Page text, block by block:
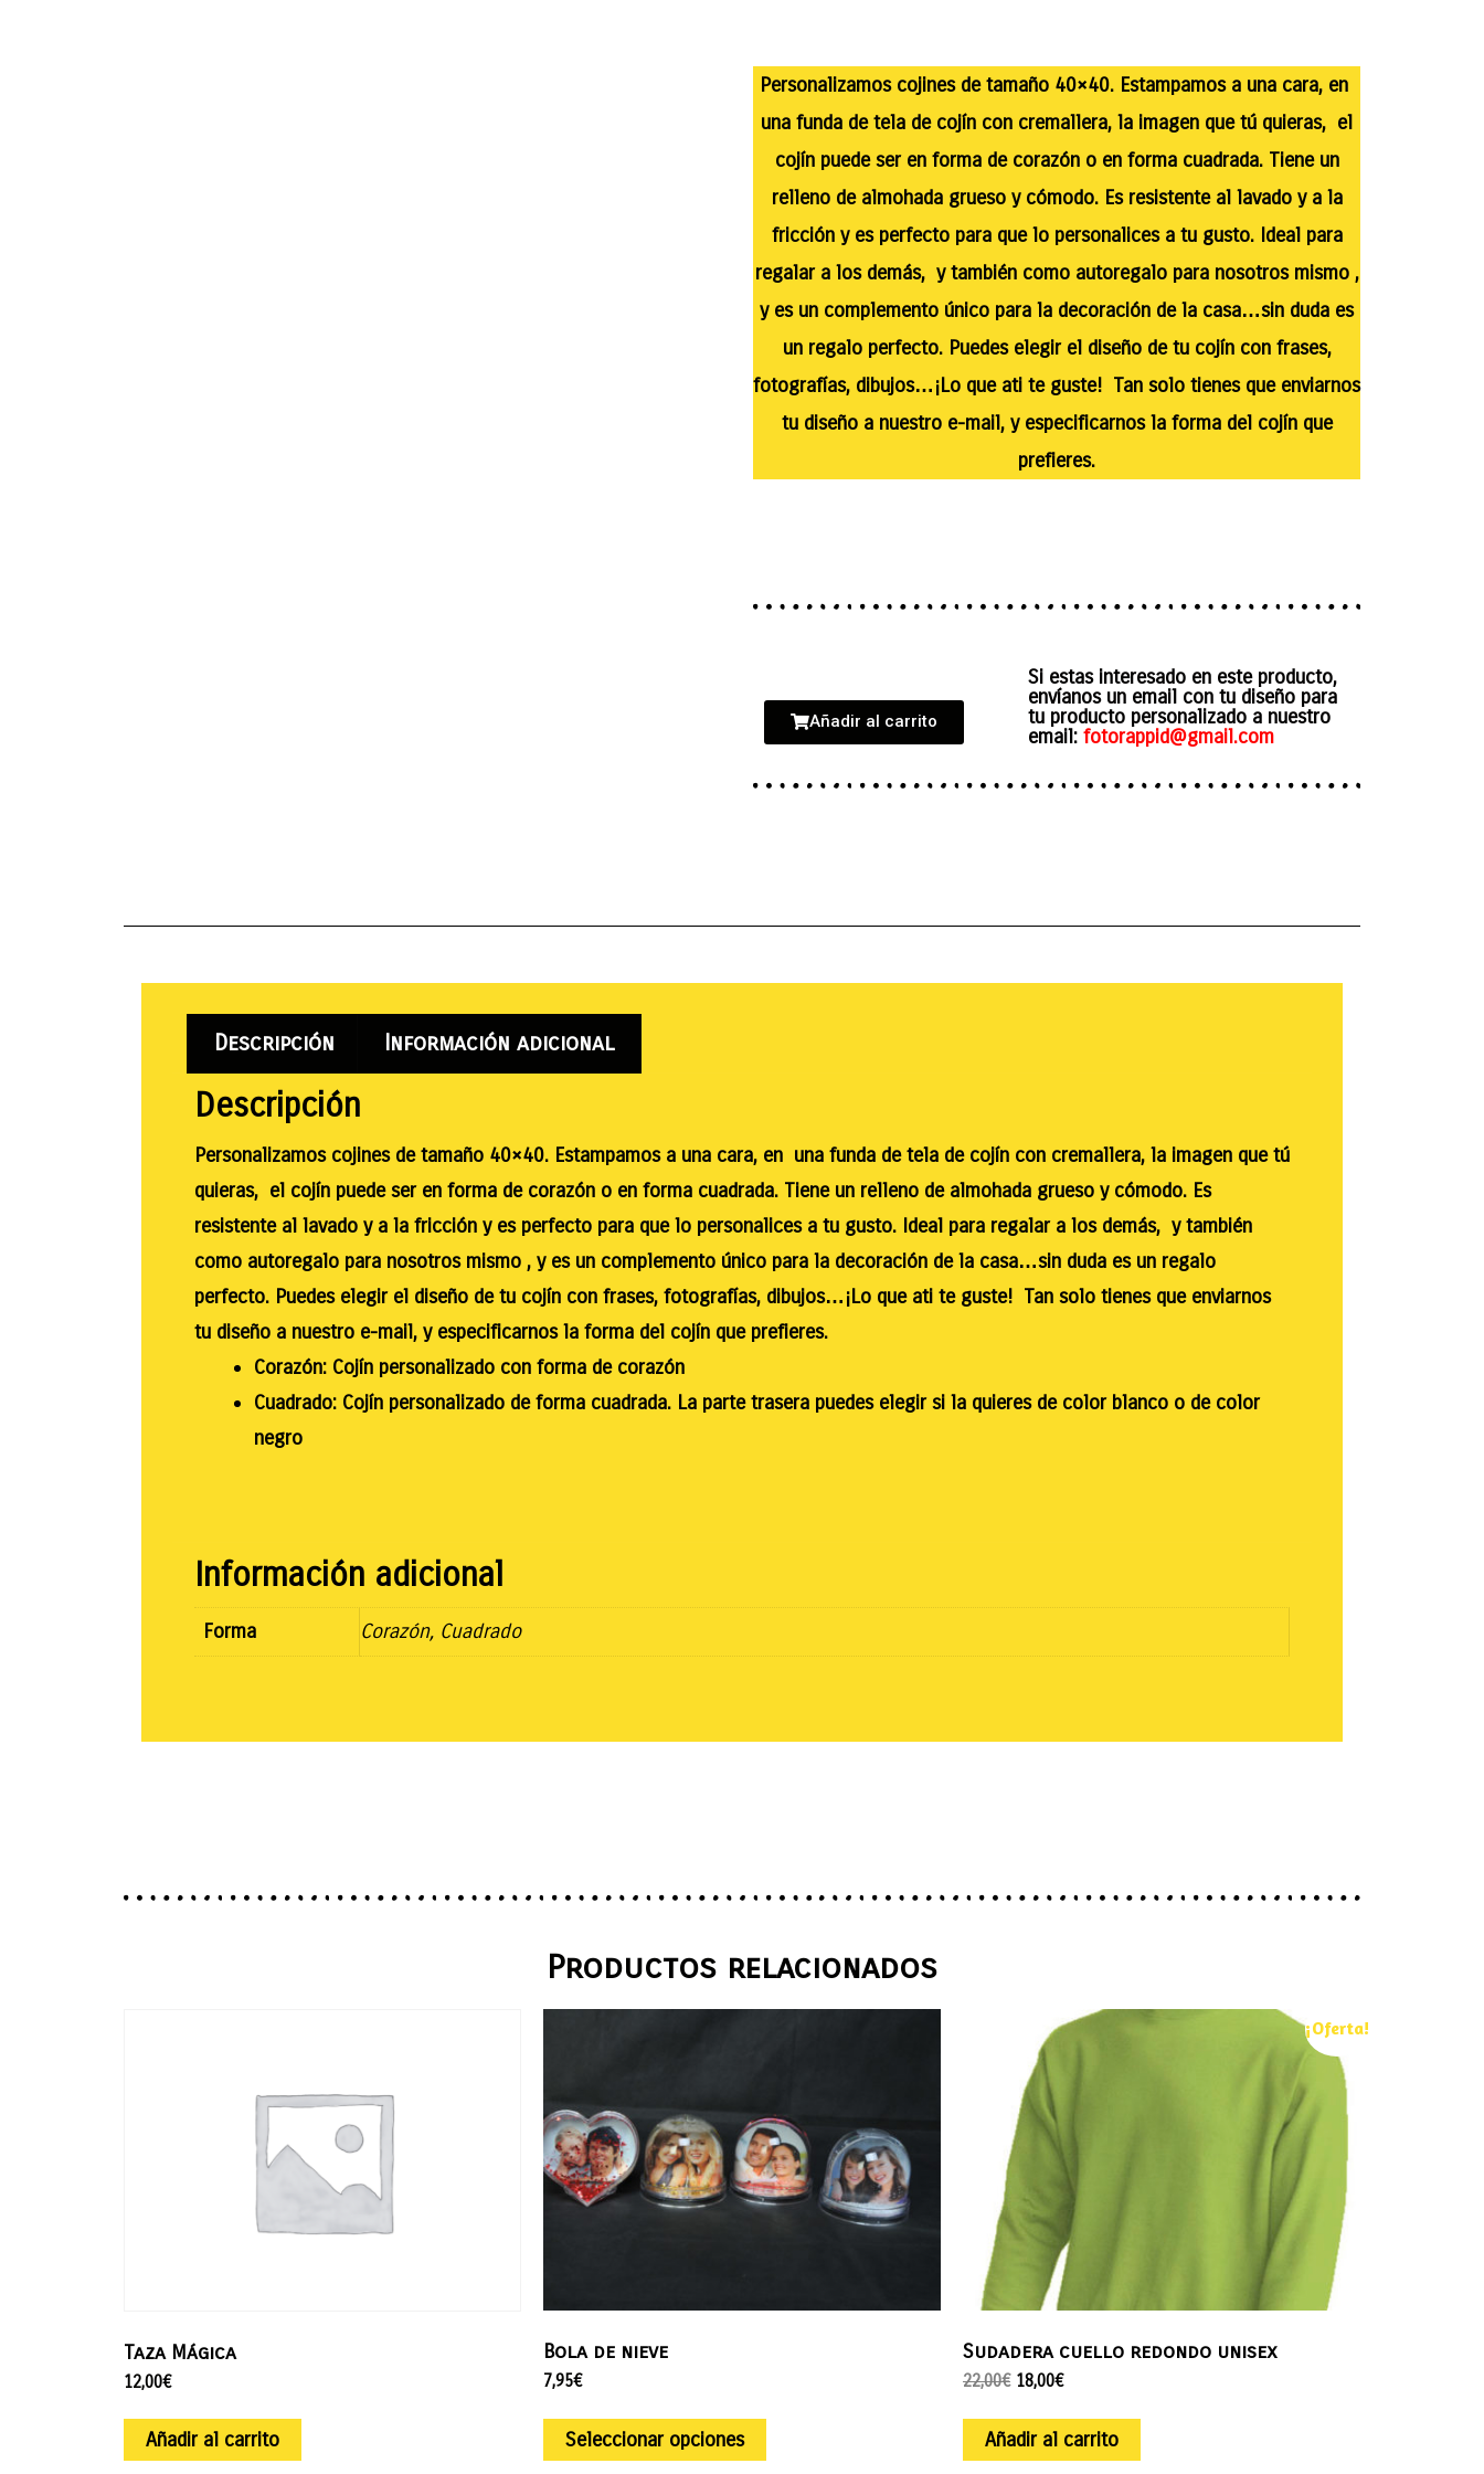
Personalizamos cojines de tamaño 40×40. Estampamos a una cara, en
una funda de tela de cojín con cremallera, la imagen que tú quieras, el
cojín puede ser en forma de corazón o en forma cuadrada. Tiene un
relleno de almohada grueso y cómodo. Es resistente al lavado y a la
fricción y es perfecto para que lo personalices a tu gusto. Ideal para
regalar a los demás, y también como autoregalo para nosotros mismo ,
y es un complemento único para la decoración de la casa…sin duda es
un regalo perfecto. Puedes elegir el diseño de tu cojín con frases,
fotografías, dibujos…¡Lo que ati te guste! Tan solo tienes que enviarnos
tu diseño a nuestro e-mail, y especificarnos la forma del cojín que
prefieres.
Añadir al carrito
Si estas interesado en este producto,
envíanos un email con tu diseño para
tu producto personalizado a nuestro
email: fotorappid@gmail.com
Descripción Información adicional
Descripción
Personalizamos cojines de tamaño 40×40. Estampamos a una cara, en una funda de tela de cojín con cremallera, la imagen que tú
quieras, el cojín puede ser en forma de corazón o en forma cuadrada. Tiene un relleno de almohada grueso y cómodo. Es
resistente al lavado y a la fricción y es perfecto para que lo personalices a tu gusto. Ideal para regalar a los demás, y también
como autoregalo para nosotros mismo , y es un complemento único para la decoración de la casa…sin duda es un regalo
perfecto. Puedes elegir el diseño de tu cojín con frases, fotografías, dibujos…¡Lo que ati te guste! Tan solo tienes que enviarnos
tu diseño a nuestro e-mail, y especificarnos la forma del cojín que prefieres.
Corazón: Cojín personalizado con forma de corazón
Cuadrado: Cojín personalizado de forma cuadrada. La parte trasera puedes elegir si la quieres de color blanco o de color
negro
Información adicional
Forma Corazón, Cuadrado
Productos relacionados
Taza Mágica
12,00€
Añadir al carrito
Bola de nieve
7,95€
Seleccionar opciones
¡Oferta!
Sudadera cuello redondo unisex
22,00€ 18,00€
Añadir al carrito